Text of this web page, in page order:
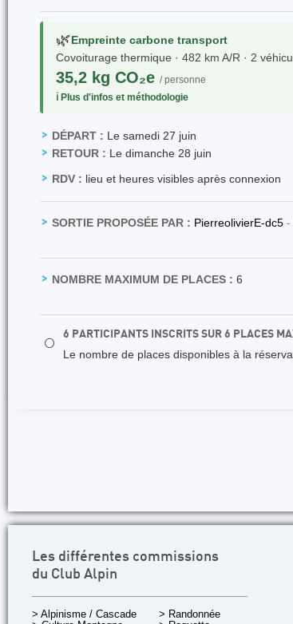
🌿Empreinte carbone transport
Covoiturage thermique · 482 km A/R · 2
35,2 kg CO₂e / personne
ℹ️ Plus d'infos et méthodologie
DÉPART : Le samedi 27 juin
RETOUR : Le dimanche 28 juin
RDV : lieu et heures visibles après connexion
SORTIE PROPOSÉE PAR : PierreolivierE-dc5 -
NOMBRE MAXIMUM DE PLACES : 6
⚪
6 PARTICIPANTS INSCRITS SUR 6 PLACES
Le nombre de places disponibles à la
Les différentes commissions
du Club Alpin
> Alpinisme / Cascade
> Randonnée